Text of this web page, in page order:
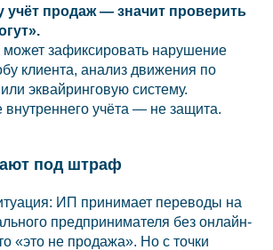
учёт продаж — значит проверить
может зафиксировать нарушение
клиента, анализ движения по
или эквайринговую систему.
внутреннего учёта — не защита.
под штраф
ИП принимает переводы на
предпринимателя без онлайн-
«это не продажа». Но с точки